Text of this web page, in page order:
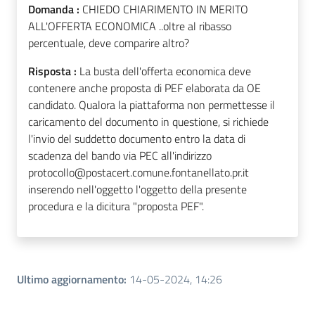
Domanda : CHIEDO CHIARIMENTO IN MERITO
ALL'OFFERTA ECONOMICA ..oltre al ribasso
percentuale, deve comparire altro?
Risposta : La busta dell'offerta economica deve
contenere anche proposta di PEF elaborata da OE
candidato. Qualora la piattaforma non permettesse il
caricamento del documento in questione, si richiede
l'invio del suddetto documento entro la data di
scadenza del bando via PEC all'indirizzo
protocollo@postacert.comune.fontanellato.pr.it
inserendo nell'oggetto l'oggetto della presente
procedura e la dicitura "proposta PEF".
Ultimo aggiornamento: 14-05-2024, 14:26